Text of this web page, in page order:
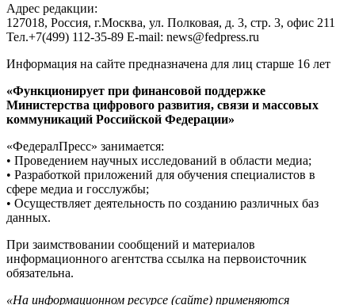
Адрес редакции:
127018, Россия, г.Москва, ул. Полковая, д. 3, стр. 3, офис 211
Тел.+7(499) 112-35-89 E-mail: news@fedpress.ru
Информация на сайте предназначена для лиц старше 16 лет
«Функционирует при финансовой поддержке
Министерства цифрового развития, связи и массовых
коммуникаций Российской Федерации»
«ФедералПресс» занимается:
• Проведением научных исследований в области медиа;
• Разработкой приложений для обучения специалистов в
сфере медиа и госслужбы;
• Осуществляет деятельность по созданию различных баз
данных.
При заимствовании сообщений и материалов
информационного агентства ссылка на первоисточник
обязательна.
«На информационном ресурсе (сайте) применяются